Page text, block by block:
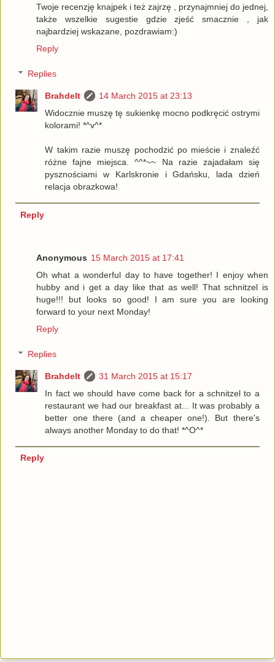
Twoje recenzję knajpek i też zajrzę , przynajmniej do jednej,
także wszelkie sugestie gdzie zjeść smacznie , jak
najbardziej wskazane, pozdrawiam:)
Reply
Replies
Brahdelt
14 March 2015 at 23:13
Widocznie muszę tę sukienkę mocno podkręcić ostrymi
kolorami! *^v^*
W takim razie muszę pochodzić po mieście i znaleźć
różne fajne miejsca. ^^*~~ Na razie zajadałam się
pysznościami w Karlskronie i Gdańsku, lada dzień
relacja obrazkowa!
Reply
Anonymous 15 March 2015 at 17:41
Oh what a wonderful day to have together! I enjoy when
hubby and i get a day like that as well! That schnitzel is
huge!!! but looks so good! I am sure you are looking
forward to your next Monday!
Reply
Replies
Brahdelt
31 March 2015 at 15:17
In fact we should have come back for a schnitzel to a
restaurant we had our breakfast at... It was probably a
better one there (and a cheaper one!). But there's
always another Monday to do that! *^O^*
Reply